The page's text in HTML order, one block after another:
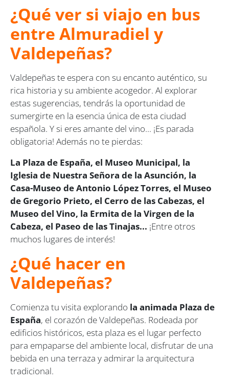
¿Qué ver si viajo en bus
entre Almuradiel y
Valdepeñas?
Valdepeñas te espera con su encanto auténtico, su
rica historia y su ambiente acogedor. Al explorar
estas sugerencias, tendrás la oportunidad de
sumergirte en la esencia única de esta ciudad
española. Y si eres amante del vino... ¡Es parada
obligatoria! Además no te pierdas:
La Plaza de España, el Museo Municipal, la
Iglesia de Nuestra Señora de la Asunción, la
Casa-Museo de Antonio López Torres, el Museo
de Gregorio Prieto, el Cerro de las Cabezas, el
Museo del Vino, la Ermita de la Virgen de la
Cabeza, el Paseo de las Tinajas... ¡Entre otros
muchos lugares de interés!
¿Qué hacer en
Valdepeñas?
Comienza tu visita explorando la animada Plaza de
España, el corazón de Valdepeñas. Rodeada por
edificios históricos, esta plaza es el lugar perfecto
para empaparse del ambiente local, disfrutar de una
bebida en una terraza y admirar la arquitectura
tradicional.